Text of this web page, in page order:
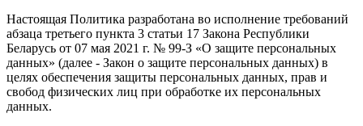
Настоящая Политика разработана во исполнение требований
абзаца третьего пункта 3 статьи 17 Закона Республики
Беларусь от 07 мая 2021 г. № 99-З «О защите персональных
данных» (далее - Закон о защите персональных данных) в
целях обеспечения защиты персональных данных, прав и
свобод физических лиц при обработке их персональных
данных.